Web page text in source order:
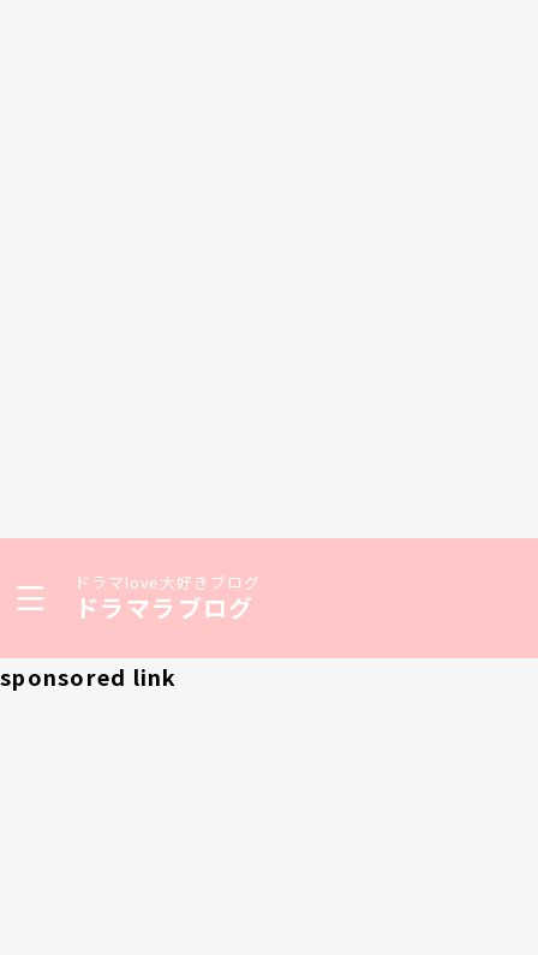
ドラマlove大好きブログ
ドラマラブログ
sponsored link